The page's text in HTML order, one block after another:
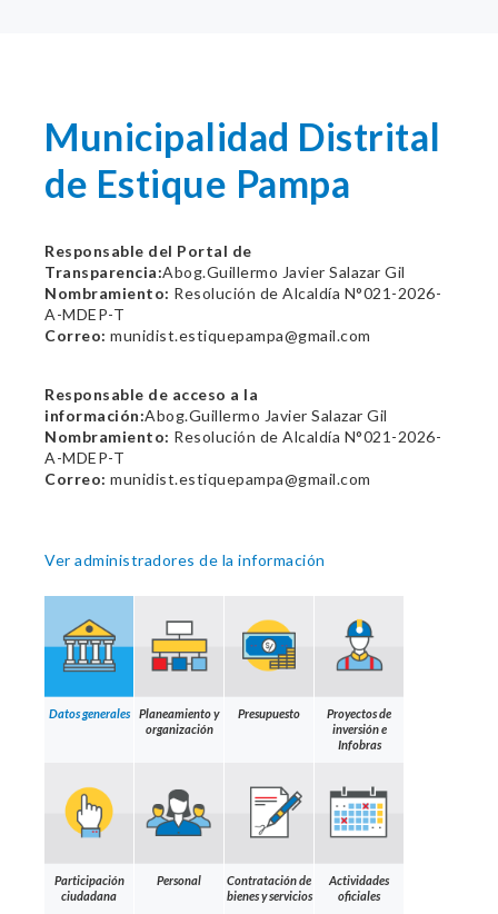
Municipalidad Distrital
de Estique Pampa
Responsable del Portal de
Transparencia:Abog.Guillermo Javier Salazar Gil
Nombramiento: Resolución de Alcaldía N°021-2026-
A-MDEP-T
Correo: munidist.estiquepampa@gmail.com
Responsable de acceso a la
información:Abog.Guillermo Javier Salazar Gil
Nombramiento: Resolución de Alcaldía N°021-2026-
A-MDEP-T
Correo: munidist.estiquepampa@gmail.com
Ver administradores de la información
Datos generales
Planeamiento y
organización
Presupuesto
Proyectos de
inversión e
Infobras
Participación
ciudadana
Personal
Contratación de
bienes y servicios
Actividades
oficiales